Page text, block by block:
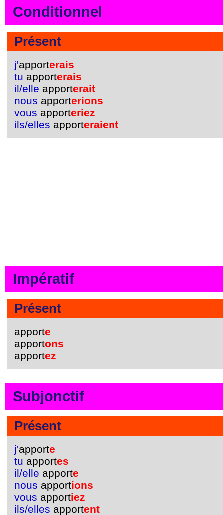
Conditionnel
Présent
j'apporterais
tu apporterais
il/elle apporterait
nous apporterions
vous apporteriez
ils/elles apporteraient
Impératif
Présent
apporte
apportons
apportez
Subjonctif
Présent
j'apporte
tu apportes
il/elle apporte
nous apportions
vous apportiez
ils/elles apportent